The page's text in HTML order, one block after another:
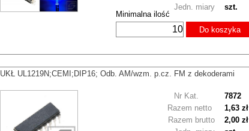
Minimalna ilość
Jedn. miary szt.
Do koszyka
UKŁ UL1219N;CEMI;DIP16; Odb. AM/wzm. p.cz. FM z dekoderami
Nr Kat. 7872
Razem brutto 2,00 zł
Razem netto 1,63 zł